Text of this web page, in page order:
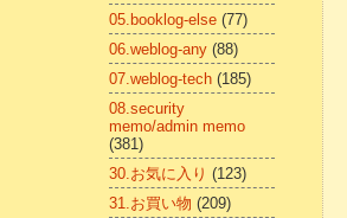
05.booklog-else (77)
06.weblog-any (88)
07.weblog-tech (185)
08.security
memo/admin memo
(381)
30.お気に入り (123)
31.お買い物 (209)